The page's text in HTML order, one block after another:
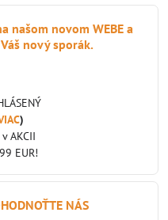
našom novom WEBE a
nový sporák.
)
AKCII
EUR!
NÁS